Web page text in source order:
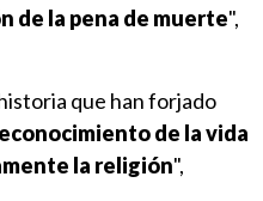
de la pena de muerte",
que han forjado
de la vida
la religión",